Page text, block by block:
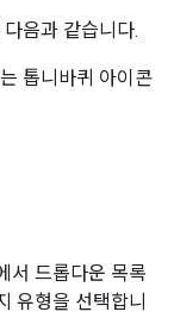
음과 같습니다.
톱니바퀴 아이콘
서 드롭다운 목록
유형을 선택합니